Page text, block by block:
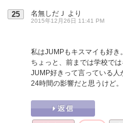
25 名無しだＪ より
2015年12月26日 11:41 PM
私はJUMPもキスマイも好き。
ちょっと、前までは学校で
JUMP好きって言っている人
24時間の影響だと思うけど。